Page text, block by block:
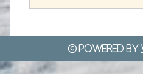
Powered by